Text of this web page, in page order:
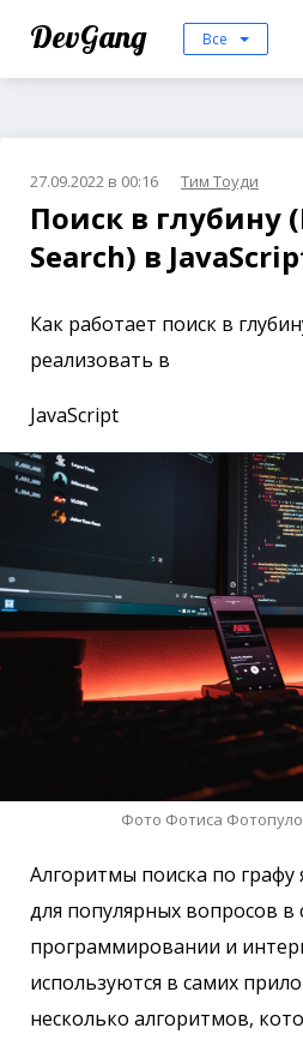
DevGang Все
27.09.2022 в 00:16 Тим Тоуди
Поиск в глубину
Search) в
Как работает поиск в
реализовать в
JavaScript
Фото Фотиса
Алгоритмы поиска по графу
для популярных вопросов
программировании и
используются в самих
несколько алгоритмов,